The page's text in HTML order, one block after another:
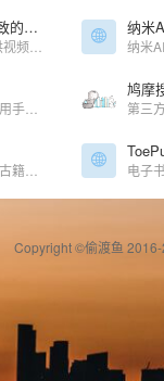
爱拍压缩大师 - 专业极致的压缩、压缩软件、压缩大师 纳米
鸠摩
第三
Copyright ©偷渡鱼